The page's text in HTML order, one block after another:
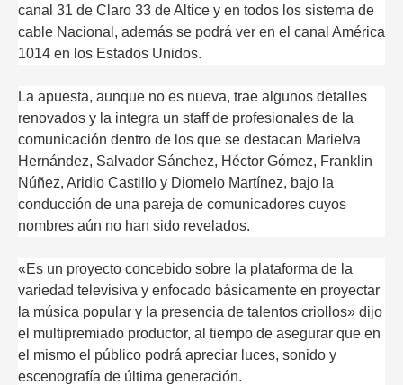
canal 31 de Claro 33 de Altice y en todos los sistema de
cable Nacional, además se podrá ver en el canal América
1014 en los Estados Unidos.
La apuesta, aunque no es nueva, trae algunos detalles
renovados y la integra un staff de profesionales de la
comunicación dentro de los que se destacan Marielva
Hernández, Salvador Sánchez, Héctor Gómez, Franklin
Núñez, Aridio Castillo y Diomelo Martínez, bajo la
conducción de una pareja de comunicadores cuyos
nombres aún no han sido revelados.
«Es un proyecto concebido sobre la plataforma de la
variedad televisiva y enfocado básicamente en proyectar
la música popular y la presencia de talentos criollos» dijo
el multipremiado productor, al tiempo de asegurar que en
el mismo el público podrá apreciar luces, sonido y
escenografía de última generación.